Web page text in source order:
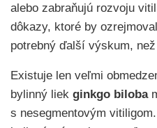
alebo zabraňujú rozvoju
dôkazy, ktoré by
potrebný ďalší výskum,
Existuje len veľmi
bylinný liek ginkgo biloba
s nesegmentovým